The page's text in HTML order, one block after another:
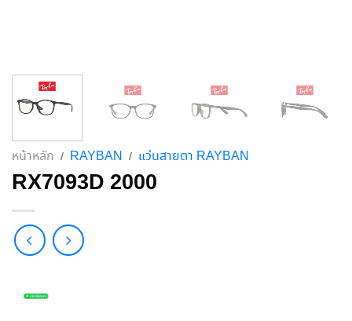
หน้าหลัก / RAYBAN / แว่นสายตา RAYBAN
RX7093D 2000